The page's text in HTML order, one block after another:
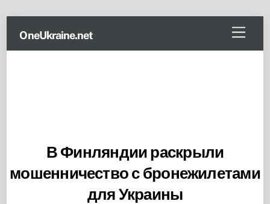
content
Menu
OneUkraine.net
В Финляндии раскрыли
мошенничество с бронежилетами
для Украины